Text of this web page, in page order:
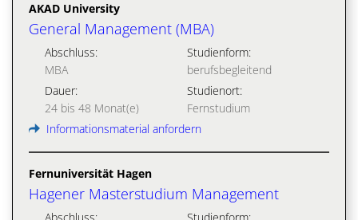
AKAD University
General Management (MBA)
Abschluss:
MBA
Studienform:
berufsbegleitend
Dauer:
24 bis 48 Monat(e)
Studienort:
Fernstudium
Informationsmaterial anfordern
Fernuniversität Hagen
Hagener Masterstudium Management